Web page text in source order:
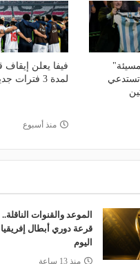
تستدعي
فيفا يعلن إيقاف
لمدة 3 فترات جديدة
منذ أسبوع
الموعد والقنوات الناقلة..
قرعة دوري أبطال إفريقيا
اليوم
منذ 13 ساعة